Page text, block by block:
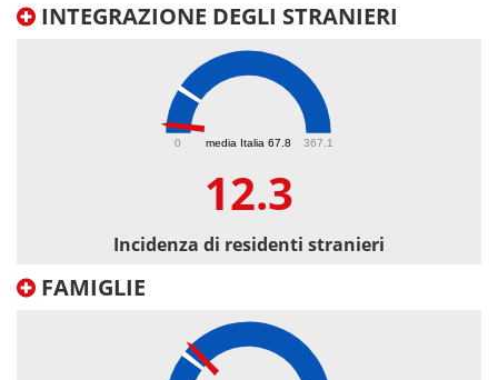
INTEGRAZIONE DEGLI STRANIERI
media Italia 67.8
0 367.1
12.3
Incidenza di residenti stranieri
FAMIGLIE